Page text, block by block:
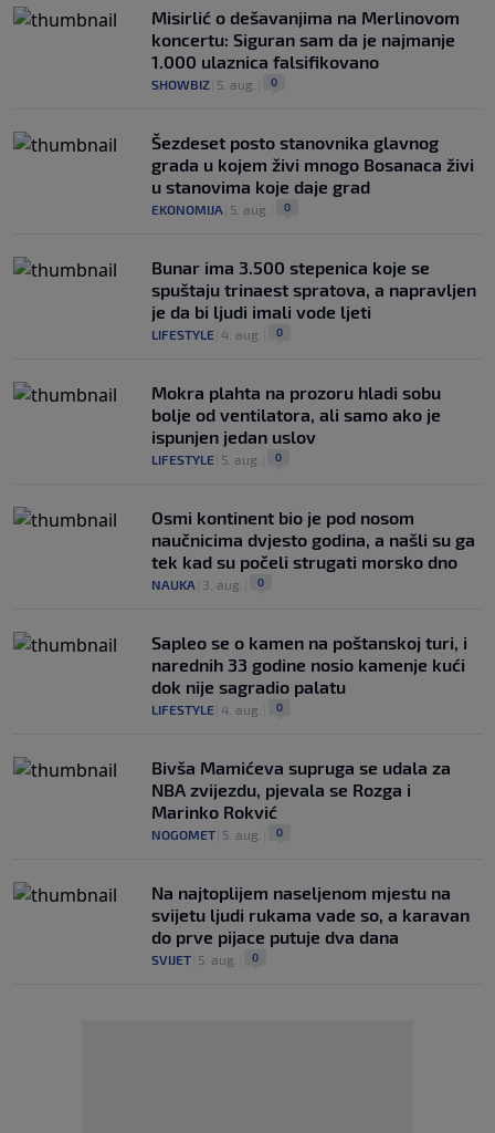
Misirlić o dešavanjima na Merlinovom
koncertu: Siguran sam da je najmanje
1.000 ulaznica falsifikovano
SHOWBIZ 5. aug. 0
Šezdeset posto stanovnika glavnog
grada u kojem živi mnogo Bosanaca živi
u stanovima koje daje grad
EKONOMIJA 5. aug. 0
Bunar imа 3.500 stepenica koje se
spuštaju trinaest spratova, a napravljen
je da bi ljudi imali vode ljeti
LIFESTYLE 4. aug. 0
Mokra plahta na prozoru hladi sobu
bolje od ventilatora, ali samo ako je
ispunjen jedan uslov
LIFESTYLE 5. aug. 0
Osmi kontinent bio je pod nosom
naučnicima dvjesto godina, a našli su ga
tek kad su počeli strugati morsko dno
NAUKA 3. aug. 0
Saplео se o kamen na poštanskoj turi, i
narednih 33 godine nosio kamenje kući
dok nije sagradio palatu
LIFESTYLE 4. aug. 0
Bivša Mamićeva supruga se udala za
NBA zvijezdu, pjevala se Rozga i
Marinko Rokvić
NOGOMET 5. aug. 0
Na najtoplijem naseljenom mjestu na
svijetu ljudi rukama vade so, a karavan
do prve pijace putuje dva dana
SVIJET 5. aug. 0